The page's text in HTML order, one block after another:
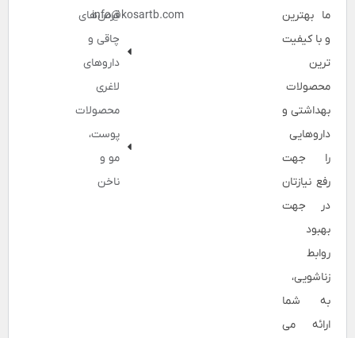
ما بهترین
و با کیفیت
ترین
محصولات
بهداشتی و
داروهایی
را جهت
رفع نیازتان
در جهت
بهبود
روابط
زناشویی،
به شما
ارائه می
info@kosartb.com
قرص‌های
چاقی و
داروهای
لاغری
محصولات
پوست،
مو و
ناخن